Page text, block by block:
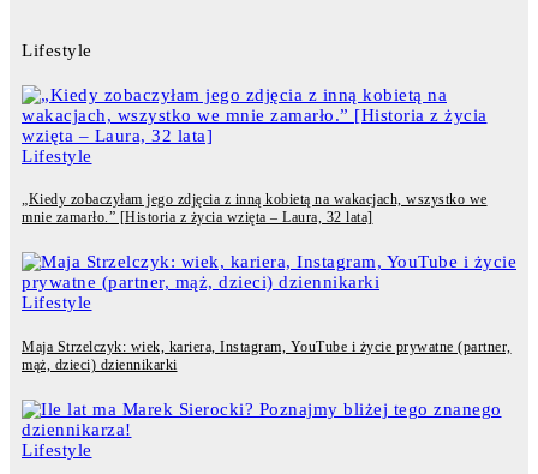
Lifestyle
Lifestyle
„Kiedy zobaczyłam jego zdjęcia z inną kobietą na wakacjach, wszystko we
mnie zamarło.” [Historia z życia wzięta – Laura, 32 lata]
Lifestyle
Maja Strzelczyk: wiek, kariera, Instagram, YouTube i życie prywatne (partner,
mąż, dzieci) dziennikarki
Lifestyle